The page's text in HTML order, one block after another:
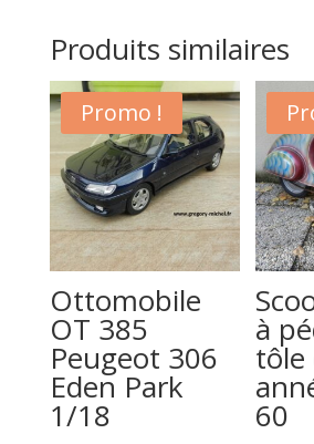
Produits similaires
Promo !
Ottomobile
OT 385
Peugeot 306
Eden Park
1/18
à
tôle
60